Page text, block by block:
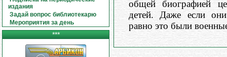
издания
Задай вопрос библиотекарю
Мероприятия за день
***
общей биографией
детей. Даже если
равно это были